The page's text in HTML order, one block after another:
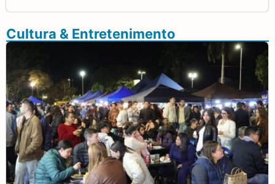
Cultura & Entretenimento